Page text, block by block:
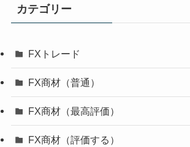
カテゴリー
FXトレード
FX商材（普通）
FX商材（最高評価）
FX商材（評価する）